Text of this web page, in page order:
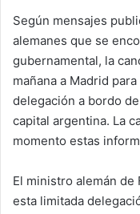
Según mensajes
alemanes que se
gubernamental, la
mañana a Madrid
delegación a bordo
capital argentina. La
momento estas
El ministro alemán de
esta limitada